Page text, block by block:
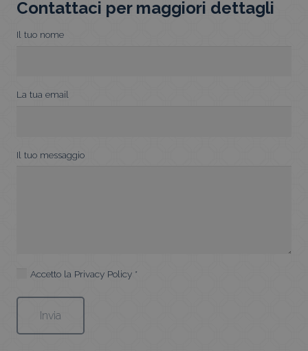
Contattaci per maggiori dettagli
Il tuo nome
La tua email
Il tuo messaggio
Accetto la Privacy Policy *